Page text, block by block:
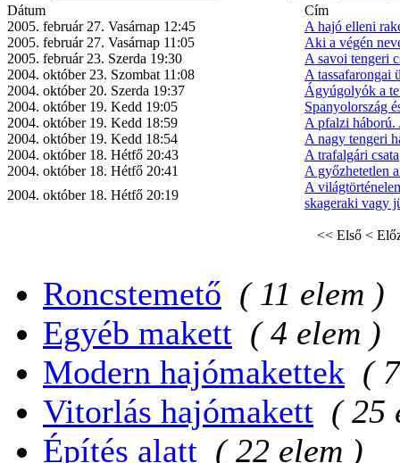
Dátum
Cím
2005. február 27. Vasárnap 12:45
A hajó elleni
2005. február 27. Vasárnap 11:05
Aki a végén
2005. február 23. Szerda 19:30
A savoi tengeri
2004. október 23. Szombat 11:08
A tassafarongai
2004. október 20. Szerda 19:37
Ágyúgolyók a
2004. október 19. Kedd 19:05
Spanyolország
2004. október 19. Kedd 18:59
A pfalzi háború.
2004. október 19. Kedd 18:54
A nagy tengeri
2004. október 18. Hétfő 20:43
A trafalgári csata
2004. október 18. Hétfő 20:41
A győzhetetlen
2004. október 18. Hétfő 20:19
A
skageraki vagy
<< Első <
Roncstemető ( 11 elem )
Egyéb makett ( 4 elem )
Modern hajómakettek (
Vitorlás hajómakett ( 25
Építés alatt ( 22 elem )